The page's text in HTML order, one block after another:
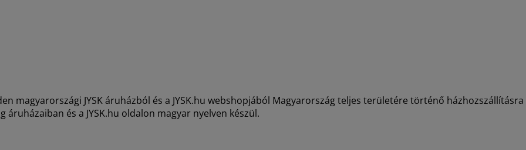
magyarországi JYSK áruházból és a JYSK.hu webshopjából Magyarország teljes területére történő házhozszállításra
áruházaiban és a JYSK.hu oldalon magyar nyelven készül.